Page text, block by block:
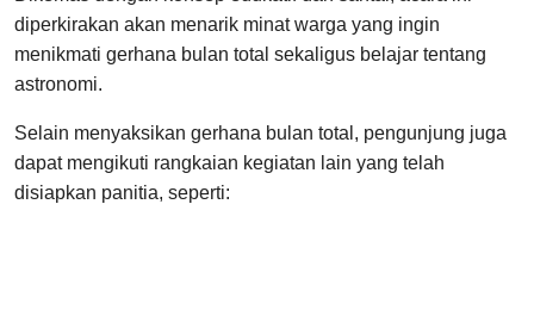
diperkirakan akan menarik minat warga yang ingin
menikmati gerhana bulan total sekaligus belajar tentang
astronomi.
Selain menyaksikan gerhana bulan total, pengunjung juga
dapat mengikuti rangkaian kegiatan lain yang telah
disiapkan panitia, seperti: